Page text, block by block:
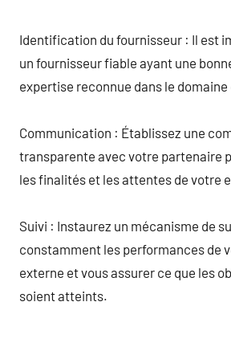
Identification du fournisseur : Il est
un fournisseur fiable ayant une
expertise reconnue dans le
Communication : Établissez une
transparente avec votre partenaire
les finalités et les attentes de votre
Suivi : Instaurez un mécanisme de
constamment les performances de
externe et vous assurer ce que les
soient atteints.